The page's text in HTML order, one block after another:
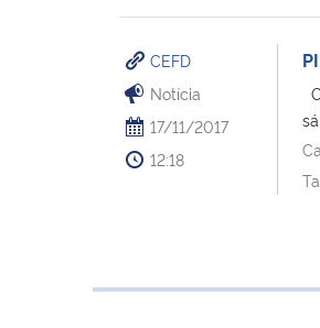
CEFD
Notícia
17/11/2017
12:18